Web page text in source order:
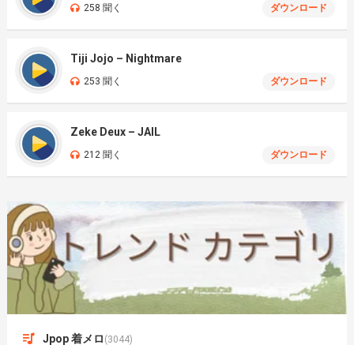
258 聞く ダウンロード
Tiji Jojo – Nightmare
253 聞く ダウンロード
Zeke Deux – JAIL
212 聞く ダウンロード
Jpop 着メロ (3044)